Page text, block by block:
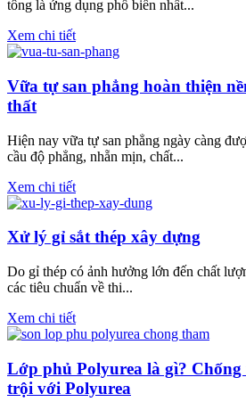
tông là ứng dụng phổ biến nhất...
Xem chi tiết
Vữa tự san phẳng hoàn thiện
thất
Hiện nay vữa tự san phẳng ngày càng
cầu độ phẳng, nhẵn mịn, chất...
Xem chi tiết
Xử lý gỉ sắt thép xây dựng
Do gỉ thép có ảnh hư­ởng lớn đến chất
các tiêu chuẩn về thi...
Xem chi tiết
Lớp phủ Polyurea là gì?
trội với Polyurea